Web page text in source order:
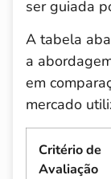
ser guiada
A tabela
a
em
mercado
Critério de
Avaliação